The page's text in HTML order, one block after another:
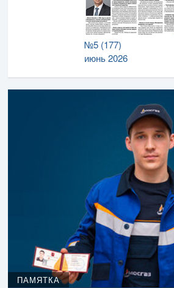
№5 (177)
июнь 2026
ПАМЯТКА